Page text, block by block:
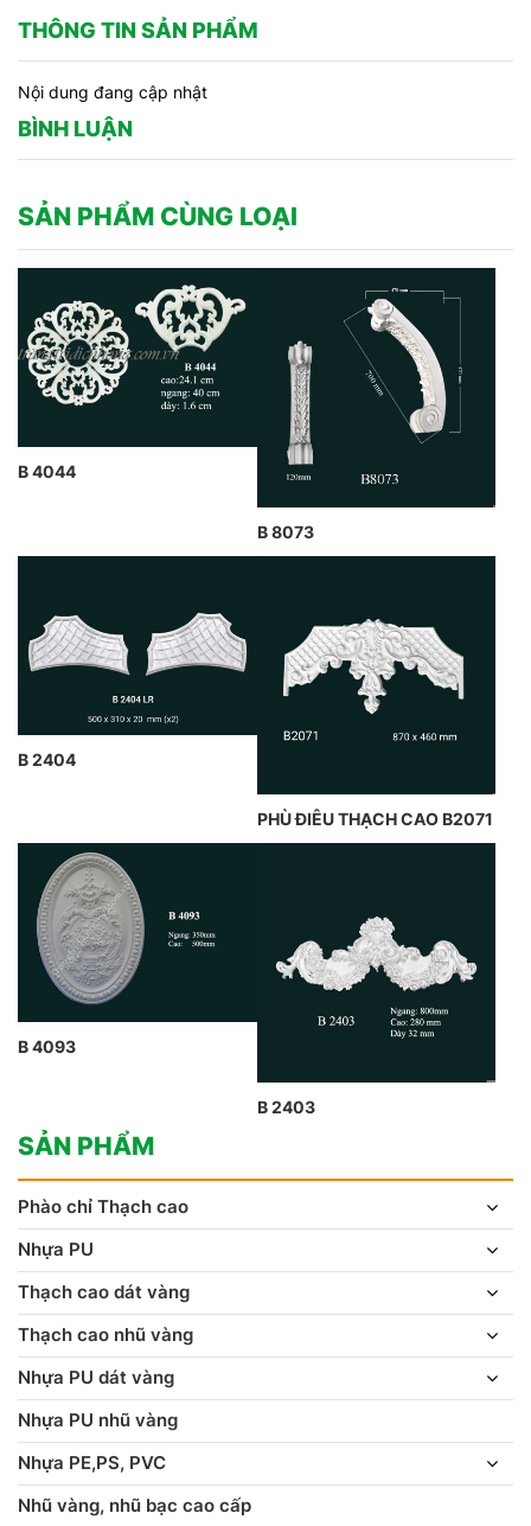
THÔNG TIN SẢN PHẨM
Nội dung đang cập nhật
BÌNH LUẬN
SẢN PHẨM CÙNG LOẠI
B 4044
B 8073
B 2404
PHÙ ĐIÊU THẠCH CAO B2071
B 4093
B 2403
SẢN PHẨM
Phào chỉ Thạch cao
Nhựa PU
Thạch cao dát vàng
Thạch cao nhũ vàng
Nhựa PU dát vàng
Nhựa PU nhũ vàng
Nhựa PE,PS, PVC
Nhũ vàng, nhũ bạc cao cấp